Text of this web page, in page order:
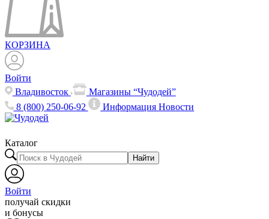
КОРЗИНА
Войти
Владивосток
Магазины “Чудодей”
8 (800) 250-06-92
ИнформацияНовости
Каталог
Найти
Войти
получай скидки
и бонусы